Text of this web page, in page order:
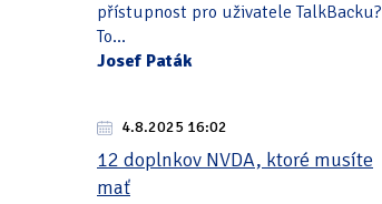
přístupnost pro uživatele TalkBacku?
To...
Josef Paták
4.8.2025 16:02
12 doplnkov NVDA, ktoré musíte
mať